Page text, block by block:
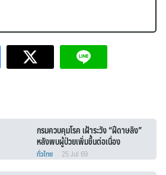
กรมควบคุมโรค เฝ้าระวัง “ฝีดาษลิง”
หลังพบผู้ป่วยเพิ่มขึ้นต่อเนื่อง
ทั่วไทย 25 Jul 69